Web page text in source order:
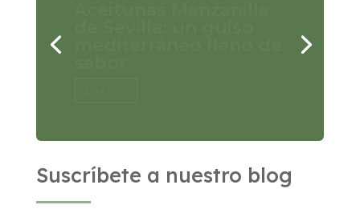
Suscríbete a nuestro blog